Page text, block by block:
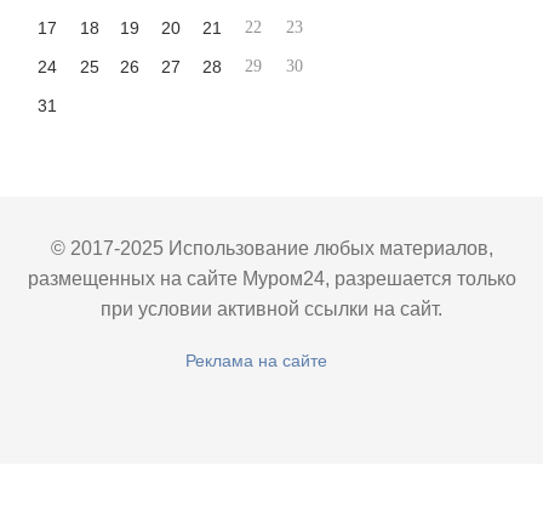
17 18 19 20 21 22 23
24 25 26 27 28 29 30
31
© 2017-2025 Использование любых материалов,
размещенных на сайте Муром24, разрешается только
при условии активной ссылки на сайт.
Реклама на сайте